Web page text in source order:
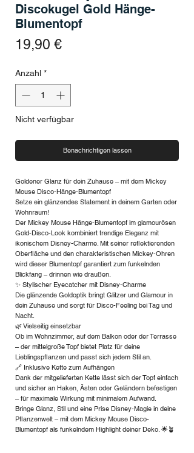
Discokugel Gold Hänge-
Blumentopf
19,90 €Preis
Anzahl *
Nicht verfügbar
Benachrichtigen lassen
Goldener Glanz für dein Zuhause – mit dem Mickey
Mouse Disco-Hänge-Blumentopf
Setze ein glänzendes Statement in deinem Garten oder
Wohnraum!
Der Mickey Mouse Hänge-Blumentopf im glamourösen
Gold-Disco-Look kombiniert trendige Eleganz mit
ikonischem Disney-Charme. Mit seiner reflektierenden
Oberfläche und den charakteristischen Mickey-Ohren
wird dieser Blumentopf garantiert zum funkelnden
Blickfang – drinnen wie draußen.
✨ Stylischer Eyecatcher mit Disney-Charme
Die glänzende Goldoptik bringt Glitzer und Glamour in
dein Zuhause und sorgt für Disco-Feeling bei Tag und
Nacht.
🌿 Vielseitig einsetzbar
Ob im Wohnzimmer, auf dem Balkon oder der Terrasse
– der mittelgroße Topf bietet Platz für deine
Lieblingspflanzen und passt sich jedem Stil an.
🔗 Inklusive Kette zum Aufhängen
Dank der mitgelieferten Kette lässt sich der Topf einfach
und sicher an Haken, Ästen oder Geländern befestigen
– für maximale Wirkung mit minimalem Aufwand.
Bringe Glanz, Stil und eine Prise Disney-Magie in deine
Pflanzenwelt – mit dem Mickey Mouse Disco-
Blumentopf als funkelndem Highlight deiner Deko. 🌟🪴